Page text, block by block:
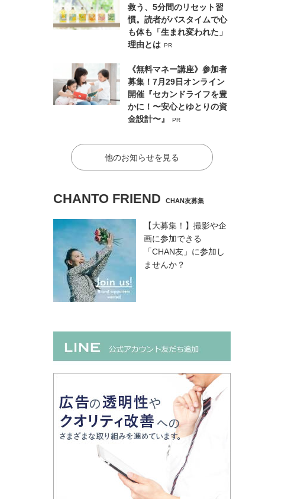
救う、5分間のリセット習
慣。読者がバスタイムで心
も体も「生まれ変われた」
理由とは PR
《無料マネー講座》参加者
募集！7月29日オンライン
開催『セカンドライフを豊
かに！〜安心とゆとりの資
金設計〜』
PR
他のお知らせを見る
CHANTO FRIEND CHAN友募集
【大募集！】撮影や企
画に参加できる
「CHAN友」に参加し
ませんか？